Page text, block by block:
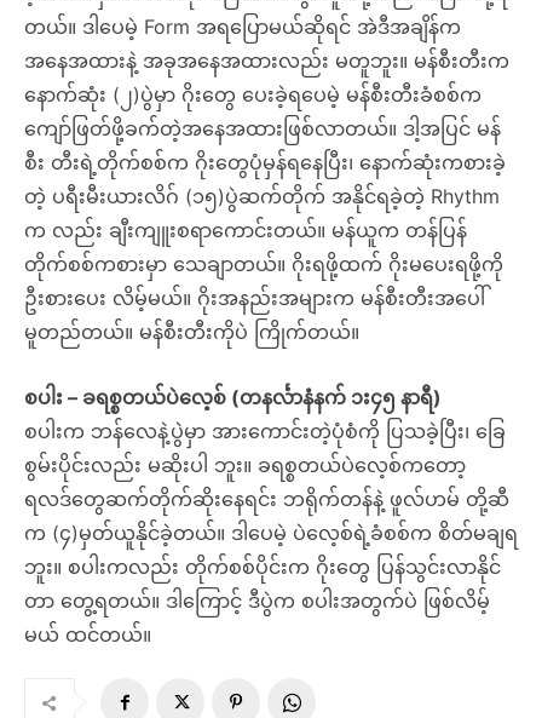
တယ်။ ဒါပေမဲ့ Form အရပြောမယ်ဆိုရင် အဲဒီအချိန်က
အနေအထားနဲ့ အခုအနေအထားလည်း မတူဘူး။ မန်စီးတီးက
နောက်ဆုံး (၂)ပွဲမှာ ဂိုးတွေ ပေးခဲ့ရပေမဲ့ မန်စီးတီးခံစစ်က
ကျော်ဖြတ်ဖို့ခက်တဲ့အနေအထားဖြစ်လာတယ်။ ဒါ့အပြင် မန်
စီး တီးရဲ့တိုက်စစ်က ဂိုးတွေပုံမှန်ရနေပြီး၊ နောက်ဆုံးကစားခဲ့
တဲ့ ပရီးမီးယားလိဂ် (၁၅)ပွဲဆက်တိုက် အနိုင်ရခဲ့တဲ့ Rhythm
က လည်း ချီးကျူးစရာကောင်းတယ်။ မန်ယူက တန်ပြန်
တိုက်စစ်ကစားမှာ သေချာတယ်။ ဂိုးရဖို့ထက် ဂိုးမပေးရဖို့ကို
ဦးစားပေး လိမ့်မယ်။ ဂိုးအနည်းအများက မန်စီးတီးအပေါ်
မူတည်တယ်။ မန်စီးတီးကိုပဲ ကြိုက်တယ်။
စပါး – ခရစ္စတယ်ပဲလေ့စ် (တနင်္လာနံနက် ၁း၄၅ နာရီ)
စပါးက ဘန်လေနဲ့ပွဲမှာ အားကောင်းတဲ့ပုံစံကို ပြသခဲ့ပြီး၊ ခြေ
စွမ်းပိုင်းလည်း မဆိုးပါ ဘူး။ ခရစ္စတယ်ပဲလေ့စ်ကတော့
ရလဒ်တွေဆက်တိုက်ဆိုးနေရင်း ဘရိုက်တန်နဲ့ ဖူလ်ဟမ် တို့ဆီ
က (၄)မှတ်ယူနိုင်ခဲ့တယ်။ ဒါပေမဲ့ ပဲလေ့စ်ရဲ့ခံစစ်က စိတ်မချရ
ဘူး။ စပါးကလည်း တိုက်စစ်ပိုင်းက ဂိုးတွေ ပြန်သွင်းလာနိုင်
တာ တွေ့ရတယ်။ ဒါကြောင့် ဒီပွဲက စပါးအတွက်ပဲ ဖြစ်လိမ့်
မယ် ထင်တယ်။